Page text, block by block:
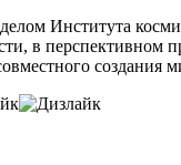
Института
в
создания